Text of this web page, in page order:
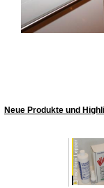
Neue Produkte und